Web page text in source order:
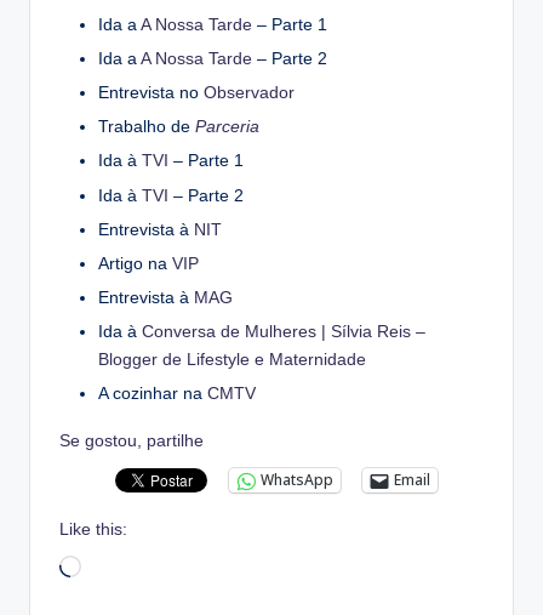
Ida a A Nossa Tarde – Parte 1
Ida a A Nossa Tarde – Parte 2
Entrevista no Observador
Trabalho de Parceria
Ida à TVI – Parte 1
Ida à TVI – Parte 2
Entrevista à NIT
Artigo na VIP
Entrevista à MAG
Ida à Conversa de Mulheres | Sílvia Reis –
Blogger de Lifestyle e Maternidade
A cozinhar na CMTV
Se gostou, partilhe
WhatsApp Email
Like this:
Loading…